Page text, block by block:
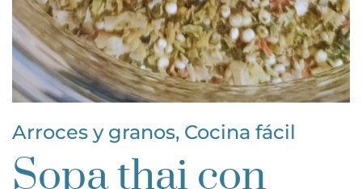
Arroces y granos, Cocina fácil
Sopa thai con